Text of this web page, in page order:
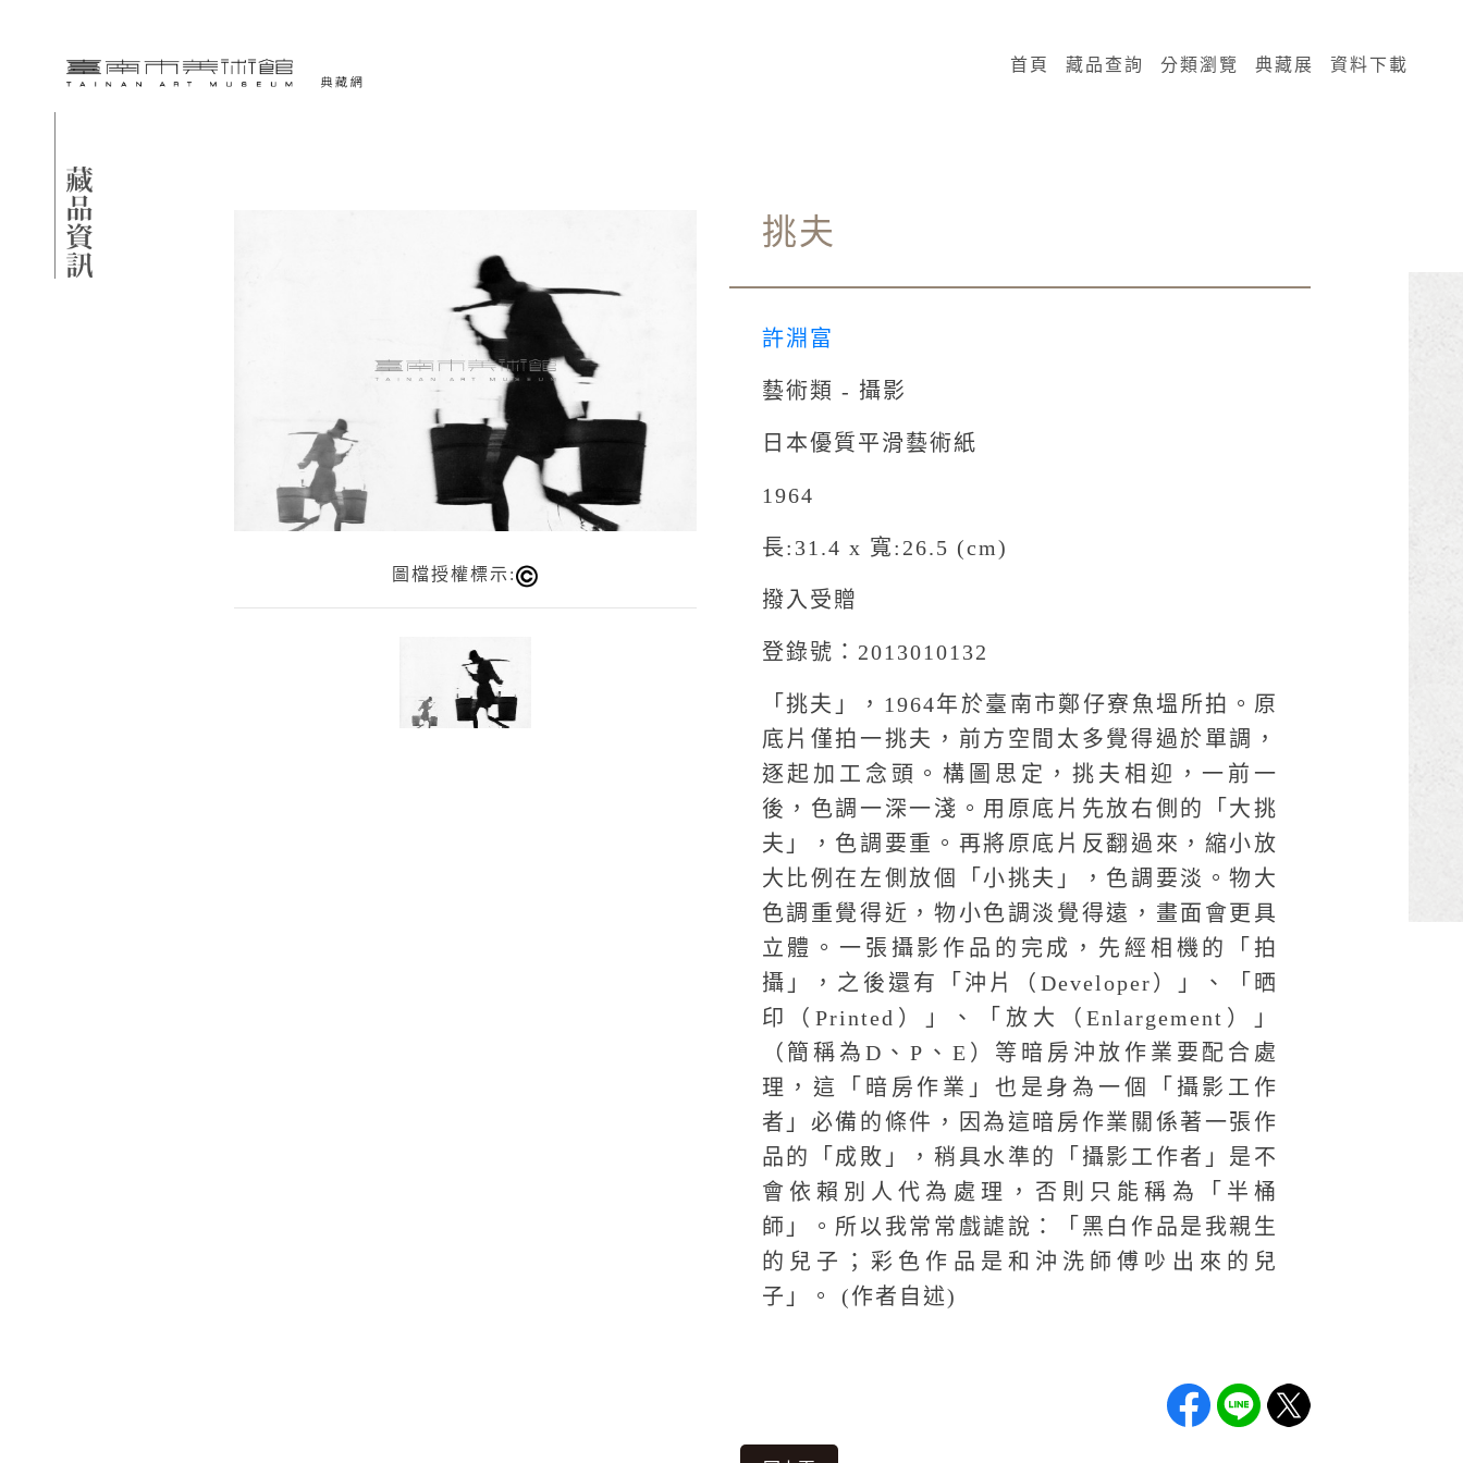
臺南市美術館-典藏網
網頁導覽
首頁 藏品查詢 分類瀏覽 典藏展 資料下載
圖檔授權標示:
挑夫
許淵富
藝術類 - 攝影
日本優質平滑藝術紙
1964
長:31.4 x 寬:26.5 (cm)
撥入受贈
登錄號：2013010132
「挑夫」，1964年於臺南市鄭仔寮魚塭所拍。原
底片僅拍一挑夫，前方空間太多覺得過於單調，
逐起加工念頭。構圖思定，挑夫相迎，一前一
後，色調一深一淺。用原底片先放右側的「大挑
夫」，色調要重。再將原底片反翻過來，縮小放
大比例在左側放個「小挑夫」，色調要淡。物大
色調重覺得近，物小色調淡覺得遠，畫面會更具
立體。一張攝影作品的完成，先經相機的「拍
攝」，之後還有「沖片（Developer）」、「晒
印（Printed）」、「放大（Enlargement）」
（簡稱為D、P、E）等暗房沖放作業要配合處
理，這「暗房作業」也是身為一個「攝影工作
者」必備的條件，因為這暗房作業關係著一張作
品的「成敗」，稍具水準的「攝影工作者」是不
會依賴別人代為處理，否則只能稱為「半桶
師」。所以我常常戲謔說：「黑白作品是我親生
的兒子；彩色作品是和沖洗師傅吵出來的兒
子」。 (作者自述)